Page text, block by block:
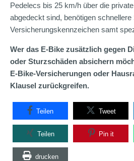
Pedelecs bis 25 km/h über die
abgedeckt sind, benötigen
Versicherungskennzeichen samt
Wer das E-Bike zusätzlich gegen
oder Sturzschäden absichern
E-Bike-Versicherungen oder
Klausel zurückgreifen.
Teilen Tweet
Teilen Pin it
drucken